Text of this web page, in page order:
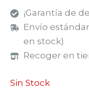
¡Garantía de
Envío
en stock)
Recoger en
Sin Stock